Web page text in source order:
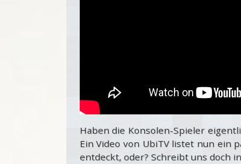
Haben die Konsolen-Spieler
Ein Video von UbiTV listet nun ein
entdeckt, oder? Schreibt uns doch